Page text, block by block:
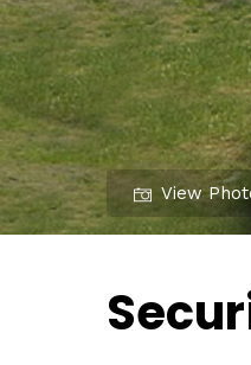
View